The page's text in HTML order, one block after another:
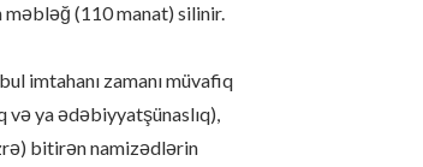
(110 manat) silinir.
imtahanı zamanı müvafiq
və ya ədəbiyyatşünaslıq),
bitirən namizədlərin